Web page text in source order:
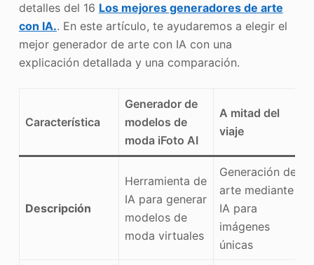
detalles del 16 Los mejores generadores de arte
con IA.. En este artículo, te ayudaremos a elegir el
mejor generador de arte con IA con una
explicación detallada y una comparación.
Característica
Generador de
modelos de
moda iFoto AI
A mitad del
viaje
Descripción
Herramienta de
IA para generar
modelos de
moda virtuales
Generación de
arte mediante
IA para
imágenes
únicas